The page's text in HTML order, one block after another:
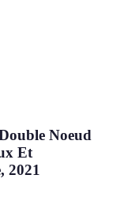
Noeud
Et
2021